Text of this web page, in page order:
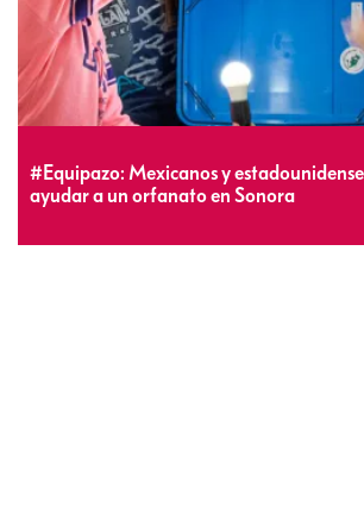
#Equipazo: Mexicanos y
ayudar a un orfanato en Sonora